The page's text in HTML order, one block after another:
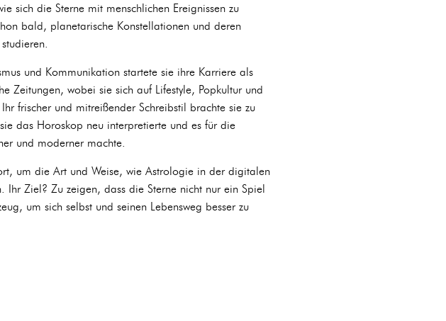
sich die Sterne mit menschlichen Ereignissen zu
bald, planetarische Konstellationen und deren
und Kommunikation startete sie ihre Karriere als
Zeitungen, wobei sie sich auf Lifestyle, Popkultur und
frischer und mitreißender Schreibstil brachte sie zu
das Horoskop neu interpretierte und es für die
und moderner machte.
um die Art und Weise, wie Astrologie in der digitalen
Ihr Ziel? Zu zeigen, dass die Sterne nicht nur ein Spiel
um sich selbst und seinen Lebensweg besser zu